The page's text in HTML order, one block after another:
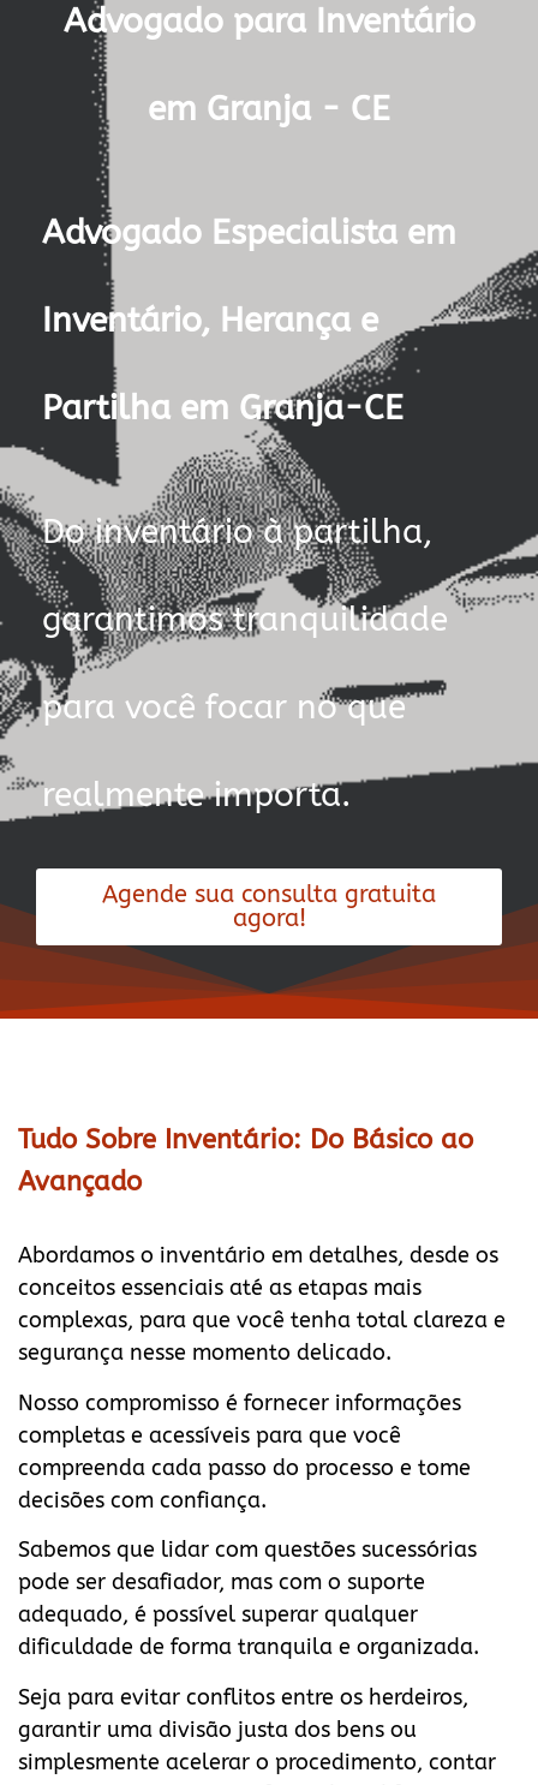
Advogado para Inventário
em Granja - CE
Advogado Especialista em
Inventário, Herança e
Partilha em Granja-CE
Do inventário à partilha,
garantimos tranquilidade
para você focar no que
realmente importa.
Agende sua consulta gratuita
agora!
Tudo Sobre Inventário: Do Básico ao
Avançado
Abordamos o inventário em detalhes, desde os
conceitos essenciais até as etapas mais
complexas, para que você tenha total clareza e
segurança nesse momento delicado.
Nosso compromisso é fornecer informações
completas e acessíveis para que você
compreenda cada passo do processo e tome
decisões com confiança.
Sabemos que lidar com questões sucessórias
pode ser desafiador, mas com o suporte
adequado, é possível superar qualquer
dificuldade de forma tranquila e organizada.
Seja para evitar conflitos entre os herdeiros,
garantir uma divisão justa dos bens ou
simplesmente acelerar o procedimento, contar